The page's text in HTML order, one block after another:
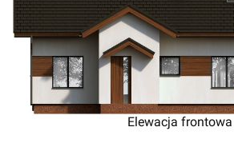
Elewacja frontowa